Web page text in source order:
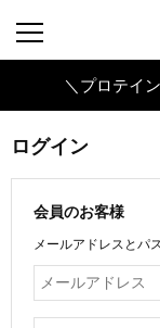
＼プロテイ
ログイン
会員のお客様
メールアドレスとパ